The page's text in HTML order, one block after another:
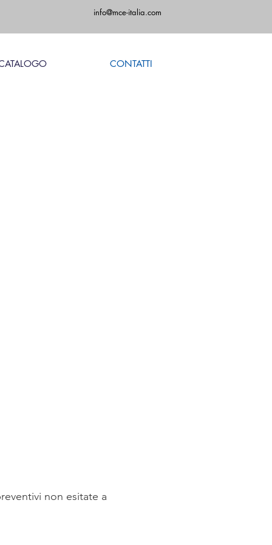
info@mce-italia.com
CONTATTI
non esitate a